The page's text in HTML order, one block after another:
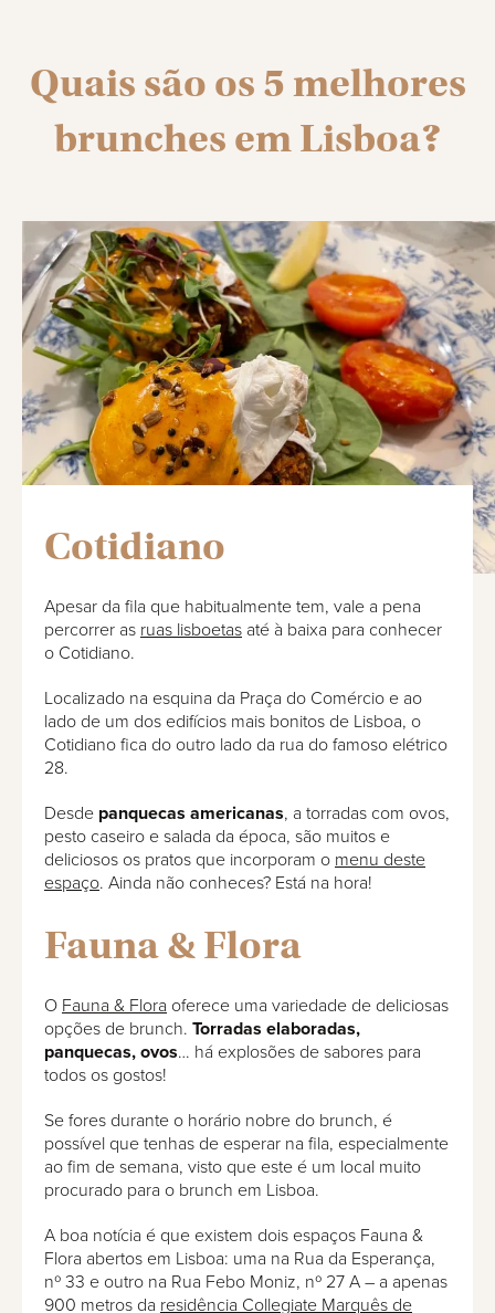
Quais são os 5 melhores
brunches em Lisboa?
Cotidiano
Apesar da fila que habitualmente tem, vale a pena
percorrer as ruas lisboetas até à baixa para conhecer
o Cotidiano.
Localizado na esquina da Praça do Comércio e ao
lado de um dos edifícios mais bonitos de Lisboa, o
Cotidiano fica do outro lado da rua do famoso elétrico
28.
Desde panquecas americanas, a torradas com ovos,
pesto caseiro e salada da época, são muitos e
deliciosos os pratos que incorporam o menu deste
espaço. Ainda não conheces? Está na hora!
Fauna & Flora
O Fauna & Flora oferece uma variedade de deliciosas
opções de brunch. Torradas elaboradas,
panquecas, ovos… há explosões de sabores para
todos os gostos!
Se fores durante o horário nobre do brunch, é
possível que tenhas de esperar na fila, especialmente
ao fim de semana, visto que este é um local muito
procurado para o brunch em Lisboa.
A boa notícia é que existem dois espaços Fauna &
Flora abertos em Lisboa: uma na Rua da Esperança,
nº 33 e outro na Rua Febo Moniz, nº 27 A – a apenas
900 metros da residência Collegiate Marquês de